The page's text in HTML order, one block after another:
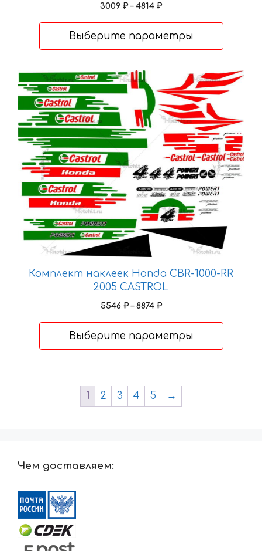
3009 ₽ – 4814 ₽Диапазон
–
Выберите параметры
товара.
Комплект наклеек Honda CBR-1000-RR
2005 CASTROL
5546 ₽ – 8874 ₽Диапазон
–
Выберите параметры
Этот
товар
имеет
несколько
вариаций.
Опции
можно
выбрать
на
странице
товара.
1 2 3 4 5 →
Чем доставляем: